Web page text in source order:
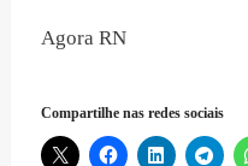
Agora RN
Compartilhe nas redes sociais